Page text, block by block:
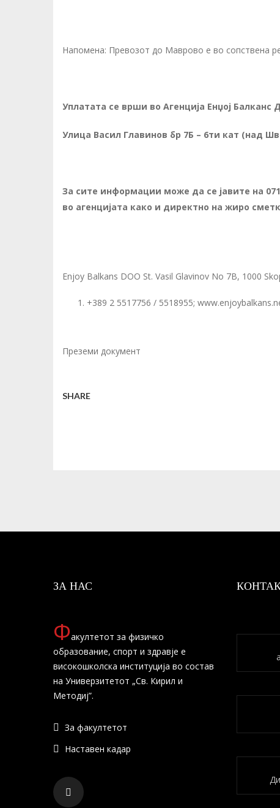
Напомена: Превозот до Маврово е во сопствена
Уплатата се врши во Агенција Енџој Балканс
Улица Васил Главинов бр 7Б – 6ти кат (над
За сите информации може да се јавите на
во агенцијата како и директно на жиро
Enjoy Balkans DOO St. Vasil Glavinov No 7B, 1000
+389 2 5517756 / 5518955;
Преземи документ
SHARE
ЗА НАС
Факултетот за физичко
образование, спорт и здравје е
високошколска институција во состав
на Универзитетот „Св. Кирил и
Методиј”.
За факултетот
Наставен кадар